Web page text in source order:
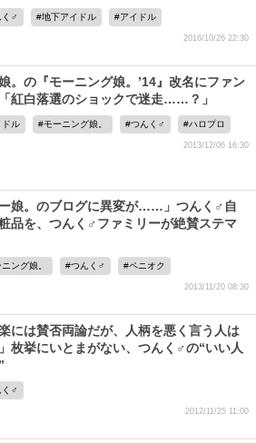
く♂ 地下アイドル アイドル
2016/10/26 22:30
。の『モーニング娘。’14』改名にファン
紅白落選のショックで迷走……？」
ドル モーニング娘。 つんく♂ ハロプロ
2013/12/06 16:30
ー娘。のブログに異変が……」つんく♂自
品を、つんく♂ファミリーが絶賛ステマ
ング娘。 つんく♂ ペニオク
2013/11/20 08:30
楽には賛否両論だが、人柄を悪く言う人は
枚挙にいとまがない、つんく♂の“いい人
く♂
2012/11/25 11:00